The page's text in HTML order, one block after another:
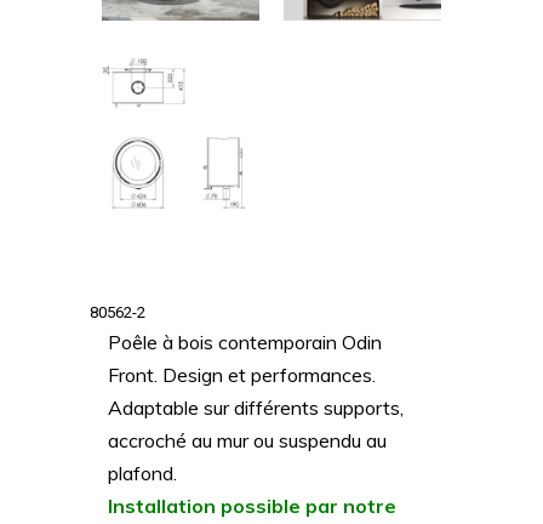
80562-2
Poêle à bois contemporain Odin
Front. Design et performances.
Adaptable sur différents supports,
accroché au mur ou suspendu au
plafond.
Installation possible par notre